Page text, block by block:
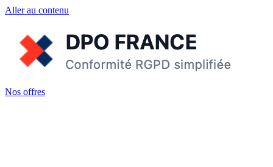
Aller au contenu
Nos offres